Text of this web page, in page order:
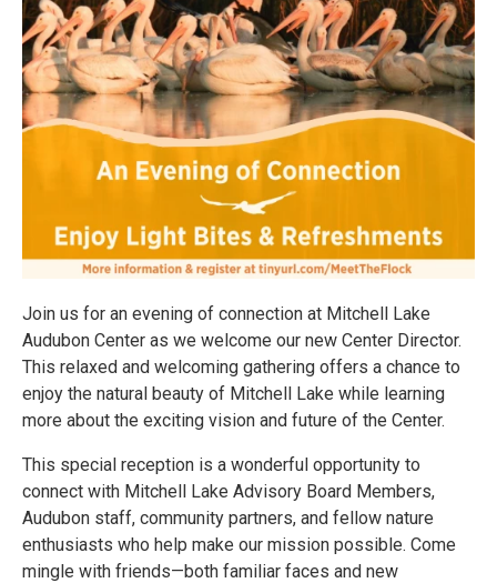
Join us for an evening of connection at Mitchell Lake
Audubon Center as we welcome our new Center Director.
This relaxed and welcoming gathering offers a chance to
enjoy the natural beauty of Mitchell Lake while learning
more about the exciting vision and future of the Center.
This special reception is a wonderful opportunity to
connect with Mitchell Lake Advisory Board Members,
Audubon staff, community partners, and fellow nature
enthusiasts who help make our mission possible. Come
mingle with friends—both familiar faces and new